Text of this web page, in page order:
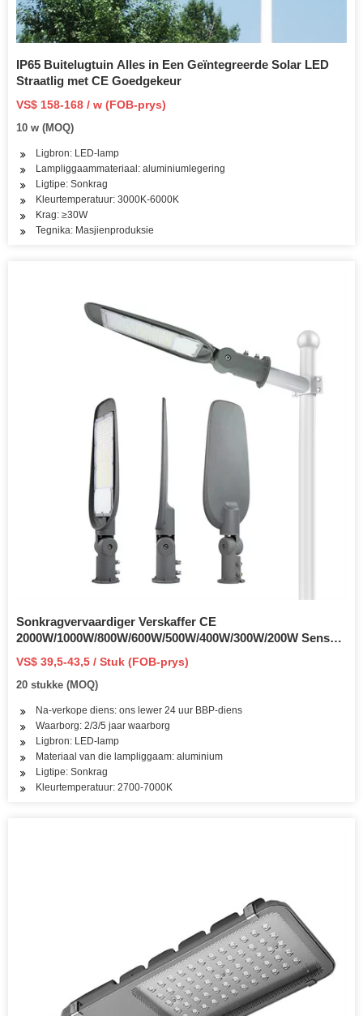
IP65 Buitelugtuin Alles in Een Geïntegreerde Solar LED
Straatlig met CE Goedgekeur
VS$ 158-168 / w (FOB-prys)
10 w (MOQ)
Ligbron: LED-lamp
Lampliggaammateriaal: aluminiumlegering
Ligtipe: Sonkrag
Kleurtemperatuur: 3000K-6000K
Krag: ≥30W
Tegnika: Masjienproduksie
Sonkragvervaardiger Verskaffer CE
2000W/1000W/800W/600W/500W/400W/300W/200W Sensor
LED Straat Buitelugkamera COB Grasperk Tuin Muur
Vloed Tuin Pad Ligte Fabriek
VS$ 39,5-43,5 / Stuk (FOB-prys)
20 stukke (MOQ)
Na-verkope diens: ons lewer 24 uur BBP-diens
Waarborg: 2/3/5 jaar waarborg
Ligbron: LED-lamp
Materiaal van die lampliggaam: aluminium
Ligtipe: Sonkrag
Kleurtemperatuur: 2700-7000K